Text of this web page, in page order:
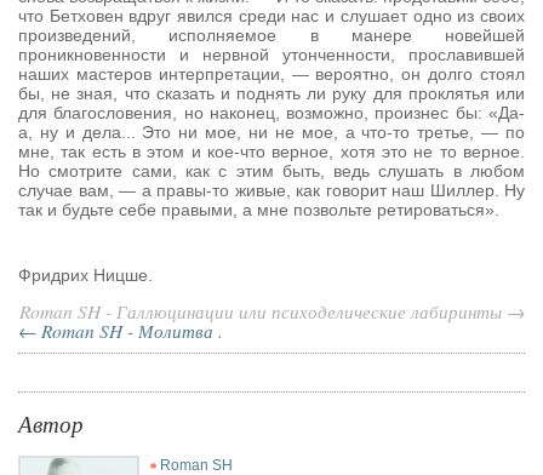
что Бетховен вдруг явился среди нас и слушает одно из своих
произведений, исполняемое в манере новейшей
проникновенности и нервной утонченности, прославившей
наших мастеров интерпретации, — вероятно, он долго стоял
бы, не зная, что сказать и поднять ли руку для проклятья или
для благословения, но наконец, возможно, произнес бы: «Да-
а, ну и дела... Это ни мое, ни не мое, а что-то третье, — по
мне, так есть в этом и кое-что верное, хотя это не то верное.
Но смотрите сами, как с этим быть, ведь слушать в любом
случае вам, — а правы-то живые, как говорит наш Шиллер. Ну
так и будьте себе правыми, а мне позвольте ретироваться».
Фридрих Ницше.
Roman SH - Галлюцинации или психоделические лабиринты →
← Roman SH - Молитва .
Автор
Roman SH